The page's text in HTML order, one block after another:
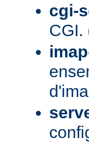
cgi-
CGI.